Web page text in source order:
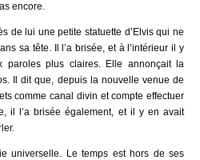
encore.
de lui une petite statuette d’Elvis qui ne
sa tête. Il l’a brisée, et à l’intérieur il y
paroles plus claires. Elle annonçait la
Il dit que, depuis la nouvelle venue de
comme canal divin et compte effectuer
il l’a brisée également, et il y en avait
universelle. Le temps est hors de ses